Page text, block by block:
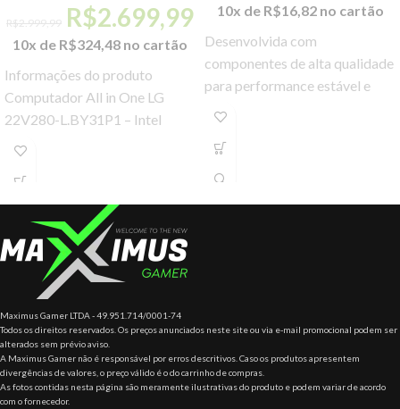
R$2.999,99 R$2.699,99
10x de R$324,48 no cartão
Informações do produto
Computador All in One LG
22V280-L.BY31P1 – Intel
10x de R$16,82 no cartão
Desenvolvida com
componentes de alta qualidade
para performance estável e
Maximus Gamer LTDA - 49.951.714/0001-74
Todos os direitos reservados. Os preços anunciados neste site ou via e-mail promocional podem ser
alterados sem prévio aviso.
A Maximus Gamer não é responsável por erros descritivos. Caso os produtos apresentem
divergências de valores, o preço válido é o do carrinho de compras.
As fotos contidas nesta página são meramente ilustrativas do produto e podem variar de acordo
com o fornecedor.